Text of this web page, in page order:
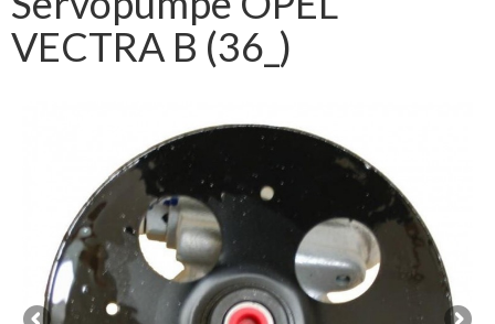
VECTRA B (36_)